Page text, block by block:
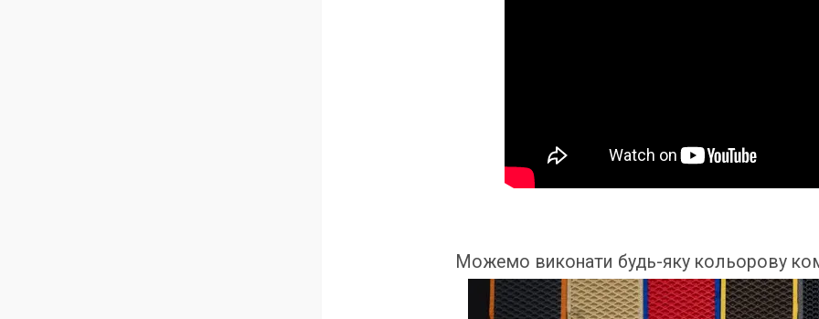
Можемо виконати будь-яку кольорову